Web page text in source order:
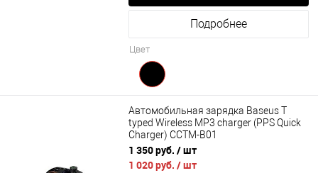
Подробнее
Цвет
Автомобильная зарядка Baseus T
typed Wireless MP3 charger (PPS Quick
Charger) CCTM-B01
1 350 руб. / шт
1 020 руб. / шт